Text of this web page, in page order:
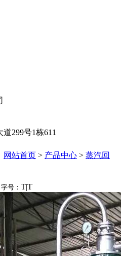
299号1栋611
网站首页 > 产品中心 > 蒸汽回
字号： T|T